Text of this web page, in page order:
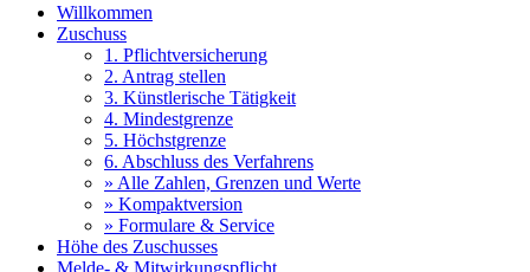
Willkommen
Zuschuss
1. Pflichtversicherung
2. Antrag stellen
3. Künstlerische Tätigkeit
4. Mindestgrenze
5. Höchstgrenze
6. Abschluss des Verfahrens
» Alle Zahlen, Grenzen und Werte
» Kompaktversion
» Formulare & Service
Höhe des Zuschusses
Melde- & Mitwirkungspflicht